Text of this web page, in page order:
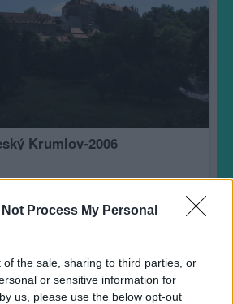
Not Process My Personal
of the sale, sharing to third parties, or
or sensitive information for
us, please use the below opt-out
Krumlov-2006